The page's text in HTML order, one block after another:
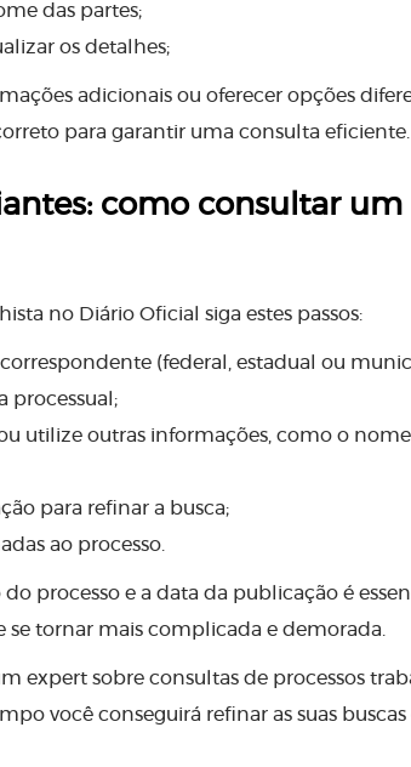
das partes;
os detalhes;
adicionais ou oferecer opções
para garantir uma consulta eficiente.
como consultar
no Diário Oficial siga estes passos:
correspondente (federal, estadual ou
processual;
utilize outras informações, como o
para refinar a busca;
ao processo.
processo e a data da publicação é
se tornar mais complicada e demorada.
expert sobre consultas de processos
você conseguirá refinar as suas